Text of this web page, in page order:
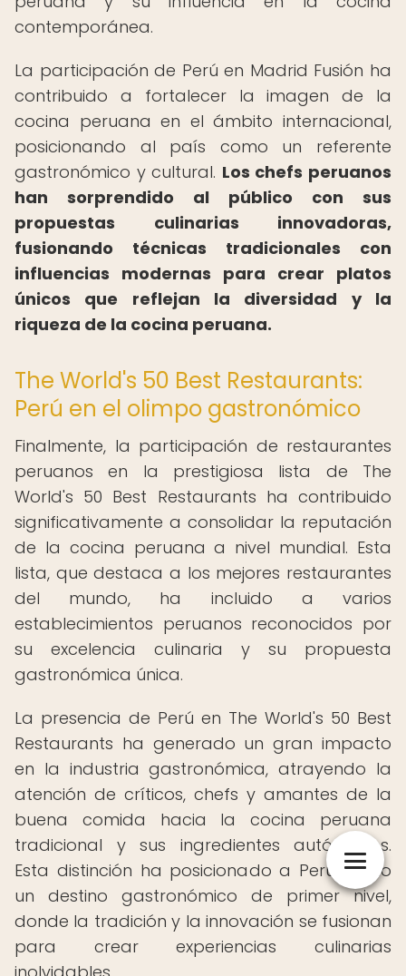
contemporánea.
La participación de Perú en Madrid Fusión ha
contribuido a fortalecer la imagen de la
cocina peruana en el ámbito internacional,
posicionando al país como un referente
gastronómico y cultural. Los chefs peruanos
han sorprendido al público con sus
propuestas culinarias innovadoras,
fusionando técnicas tradicionales con
influencias modernas para crear platos
únicos que reflejan la diversidad y la
riqueza de la cocina peruana.
The World's 50 Best Restaurants:
Perú en el olimpo gastronómico
Finalmente, la participación de restaurantes
peruanos en la prestigiosa lista de The
World's 50 Best Restaurants ha contribuido
significativamente a consolidar la reputación
de la cocina peruana a nivel mundial. Esta
lista, que destaca a los mejores restaurantes
del mundo, ha incluido a varios
establecimientos peruanos reconocidos por
su excelencia culinaria y su propuesta
gastronómica única.
La presencia de Perú en The World's 50 Best
Restaurants ha generado un gran impacto
en la industria gastronómica, atrayendo la
atención de críticos, chefs y amantes de la
buena comida hacia la cocina peruana
tradicional y sus ingredientes autóctonos.
Esta distinción ha posicionado a Perú como
un destino gastronómico de primer nivel,
donde la tradición y la innovación se fusionan
para crear experiencias culinarias